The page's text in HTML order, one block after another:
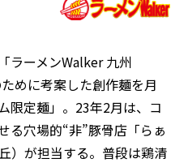
ラーメンWalker 九州
めに考案した創作麺を月
限定麺」。23年2月は、コ
る穴場的“非”豚骨店「らぁ
）が担当する。普段は鶏清